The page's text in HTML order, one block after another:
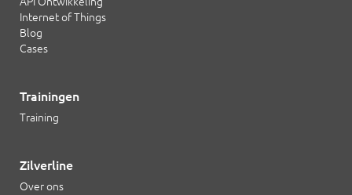
Internet of Things
Blog
Cases
Trainingen
Training
Zilverline
Over ons